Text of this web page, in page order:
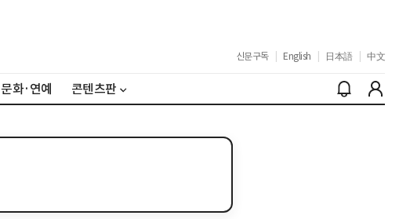
신문구독 English 日本語 中文
문화·연예 콘텐츠판